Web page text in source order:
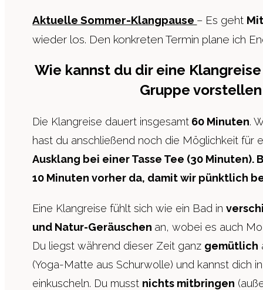
Aktuelle Sommer-Klangpause – Es geht
wieder los. Den konkreten Termin plane ich
Wie kannst du dir eine
Gruppe vorstellen
Die Klangreise dauert insgesamt 60 Minuten.
hast du anschließend noch die Möglichkeit für
Ausklang bei einer Tasse Tee (30 Minuten).
10 Minuten vorher da, damit wir pünktlich
Eine Klangreise fühlt sich wie ein Bad in
und Natur-Geräuschen an, wobei es auch
Du liegst während dieser Zeit ganz gemütlich
(Yoga-Matte aus Schurwolle) und kannst dich
einkuscheln. Du musst nichts mitbringen